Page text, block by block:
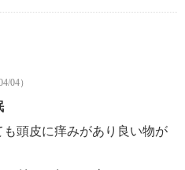
用を中止してください。
も、使用を中止してくだ
は、皮フ科専門医等でご
ます。
ください。目に入った場
してください。
場所や、直射日光が当た
04）
頭皮に痒みがあり良い物が